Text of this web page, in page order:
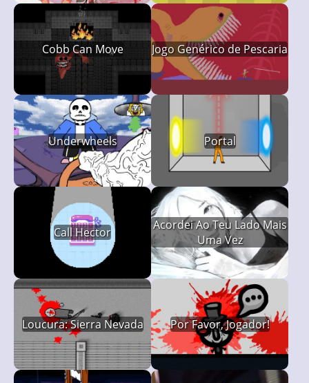
Cobb Can Move Jogo Genérico de Pescaria
Underwheels Portal
Call Hector
Acordei Ao Teu Lado Mais
Uma Vez
Loucura: Sierra Nevada Por Favor, Jogador!